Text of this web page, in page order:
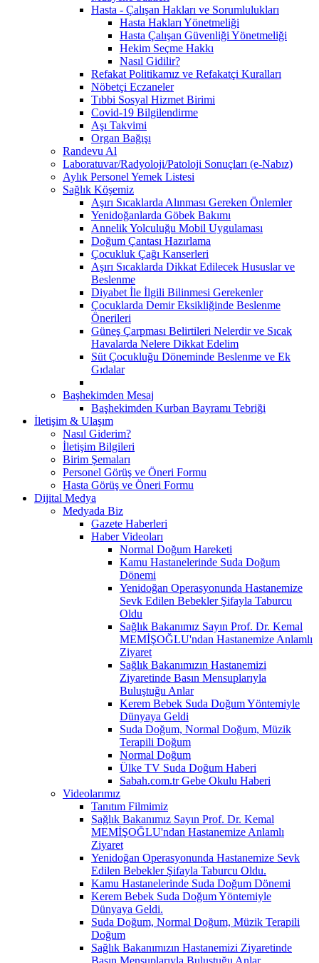
Hasta - Çalışan Hakları ve Sorumlulukları
Hasta Hakları Yönetmeliği
Hasta Çalışan Güvenliği Yönetmeliği
Hekim Seçme Hakkı
Nasıl Gidilir?
Refakat Politikamız ve Refakatçi Kuralları
Nöbetçi Eczaneler
Tıbbi Sosyal Hizmet Birimi
Covid-19 Bilgilendirme
Aşı Takvimi
Organ Bağışı
Randevu Al
Laboratuvar/Radyoloji/Patoloji Sonuçları (e-Nabız)
Aylık Personel Yemek Listesi
Sağlık Köşemiz
Aşırı Sıcaklarda Alınması Gereken Önlemler
Yenidoğanlarda Göbek Bakımı
Annelik Yolculuğu Mobil Uygulaması
Doğum Çantası Hazırlama
Çocukluk Çağı Kanserleri
Aşırı Sıcaklarda Dikkat Edilecek Hususlar ve
Beslenme
Diyabet İle İlgili Bilinmesi Gerekenler
Çocuklarda Demir Eksikliğinde Beslenme
Önerileri
Güneş Çarpması Belirtileri Nelerdir ve Sıcak
Havalarda Nelere Dikkat Edelim
Süt Çocukluğu Döneminde Beslenme ve Ek
Gıdalar
Başhekimden Mesaj
Başhekimden Kurban Bayramı Tebriği
İletişim & Ulaşım
Nasıl Giderim?
İletişim Bilgileri
Birim Şemaları
Personel Görüş ve Öneri Formu
Hasta Görüş ve Öneri Formu
Dijital Medya
Medyada Biz
Gazete Haberleri
Haber Videoları
Normal Doğum Hareketi
Kamu Hastanelerinde Suda Doğum
Dönemi
Yenidoğan Operasyonunda Hastanemize
Sevk Edilen Bebekler Şifayla Taburcu
Oldu
Sağlık Bakanımız Sayın Prof. Dr. Kemal
MEMİŞOĞLU'ndan Hastanemize Anlamlı
Ziyaret
Sağlık Bakanımızın Hastanemizi
Ziyaretinde Basın Mensuplarıyla
Buluştuğu Anlar
Kerem Bebek Suda Doğum Yöntemiyle
Dünyaya Geldi
Suda Doğum, Normal Doğum, Müzik
Terapili Doğum
Normal Doğum
Ülke TV Suda Doğum Haberi
Sabah.com.tr Gebe Okulu Haberi
Videolarımız
Tanıtım Filmimiz
Sağlık Bakanımız Sayın Prof. Dr. Kemal
MEMİŞOĞLU'ndan Hastanemize Anlamlı
Ziyaret
Yenidoğan Operasyonunda Hastanemize Sevk
Edilen Bebekler Şifayla Taburcu Oldu.
Kamu Hastanelerinde Suda Doğum Dönemi
Kerem Bebek Suda Doğum Yöntemiyle
Dünyaya Geldi.
Suda Doğum, Normal Doğum, Müzik Terapili
Doğum
Sağlık Bakanımızın Hastanemizi Ziyaretinde
Basın Mensuplarıyla Buluştuğu Anlar